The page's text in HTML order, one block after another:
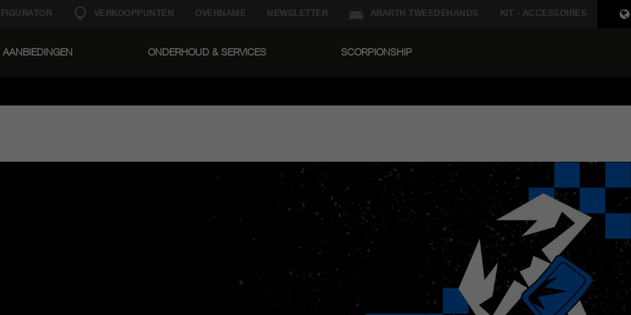
VERKOOPPUNTEN OVERNAME NEWSLETTER ABARTH TWEEDEHANDS KIT - ACCESSOIRES
AANBIEDINGEN ONDERHOUD & SERVICES​ SCORPIONSHIP